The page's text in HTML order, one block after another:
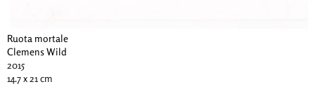
Ruota mortale
Clemens Wild
2015
14.7 x 21 cm